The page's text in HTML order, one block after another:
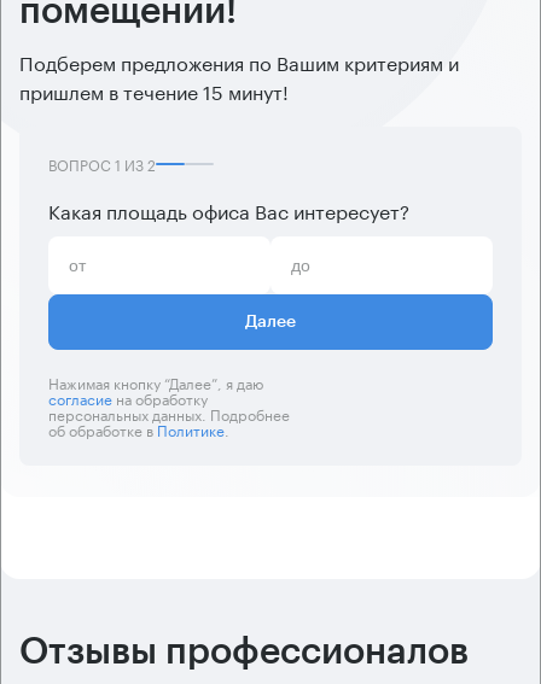
помещений!
Подберем предложения по Вашим критериям и
пришлем в течение 15 минут!
ВОПРОС 1 ИЗ2
Какая площадь офиса Вас интересует?
Далее
Нажимая кнопку “Далее”, я даю
согласиена обработку
персональных данных. Подробнее
об обработке вПолитике.
Отзывы профессионалов